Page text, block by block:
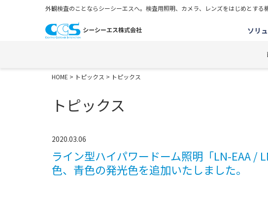
外観検査のことならシーシーエスへ。検査用照明、カメラ、レンズをはじめとする
ソリ
HOME > トピックス > トピックス
トピックス
2020.03.06
ライン型ハイパワードーム照明「LN-EAA /
色、青色の発光色を追加いたしました。